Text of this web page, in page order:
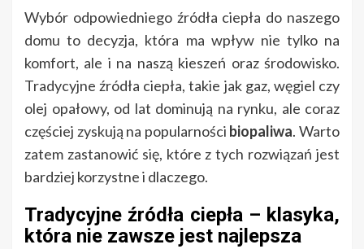
Wybór odpowiedniego źródła ciepła do naszego
domu to decyzja, która ma wpływ nie tylko na
komfort, ale i na naszą kieszeń oraz środowisko.
Tradycyjne źródła ciepła, takie jak gaz, węgiel czy
olej opałowy, od lat dominują na rynku, ale coraz
częściej zyskują na popularności biopaliwa. Warto
zatem zastanowić się, które z tych rozwiązań jest
bardziej korzystne i dlaczego.
Tradycyjne źródła ciepła – klasyka,
która nie zawsze jest najlepsza